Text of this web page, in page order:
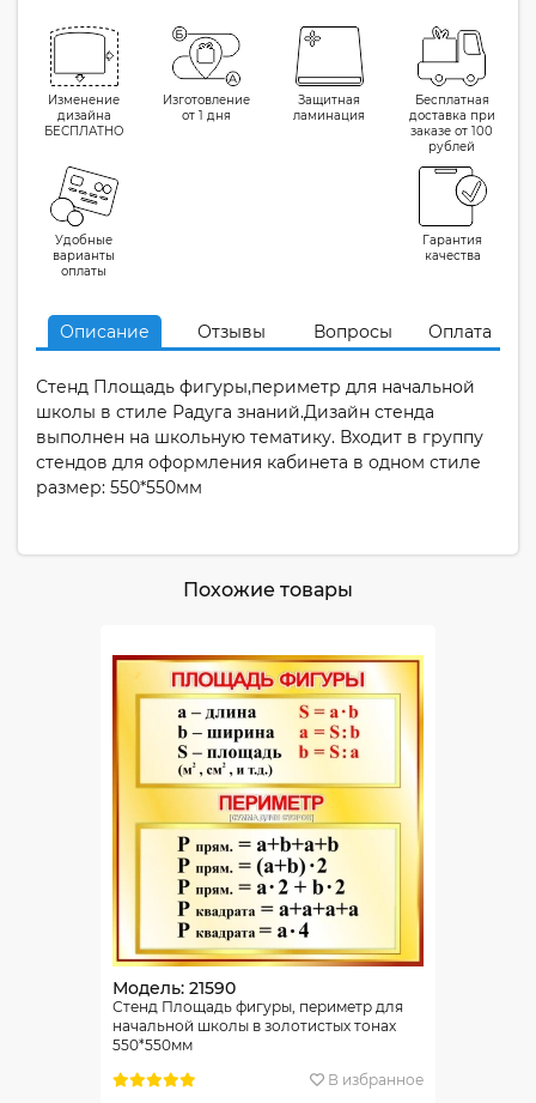
Изменение
дизайна
БЕСПЛАТНО
Изготовление
от 1 дня
Защитная
ламинация
Бесплатная
доставка при
заказе от 100
рублей
Удобные
варианты
оплаты
Гарантия
качества
Описание Отзывы Вопросы Оплата
Стенд Площадь фигуры,периметр для начальной
школы в стиле Радуга знаний.Дизайн стенда
выполнен на школьную тематику. Входит в группу
стендов для оформления кабинета в одном стиле
размер: 550*550мм
Похожие товары
Модель: 21590
Стенд Площадь фигуры, периметр для
начальной школы в золотистых тонах
550*550мм
В избранное